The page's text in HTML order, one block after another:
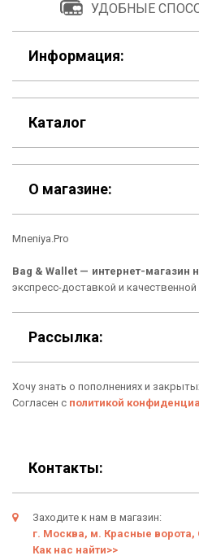
УДОБНЫЕ
Информация:
F.A.Q
Контакты
Шоурум
Материалы
Подарочные
О нас
Отзывы о Bag & Wallet
Гарантия
Условия возврата
Оферта
Каталог
Скидки
Кошельки
Сумки
Новинки
Подарки
О магазине:
4230 ОТЗЫВОВ
Bag & Wallet — интернет-магазин
Рассылка: